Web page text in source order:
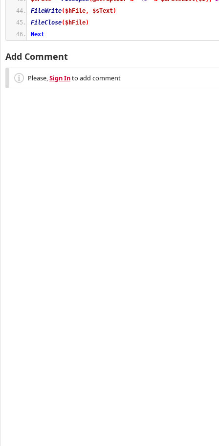
FileWrite( $hFile, $sText)
FileClose( $hFile)
Next
Add Comment
Please,Sign Into add comment